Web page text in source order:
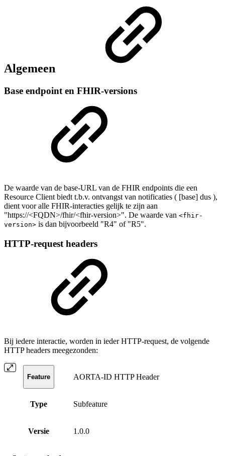
Algemeen
Base endpoint en FHIR-versions
De waarde van de base-URL van de FHIR endpoints die een
Resource Client biedt t.b.v. ontvangst van notificaties ( [base] dus ),
dient voor alle FHIR-interacties gelijk te zijn aan
"https://<FQDN>/fhir/<fhir-version>". De waarde van <fhir-
version> is dan bijvoorbeeld "R4" of "R5".
HTTP-request headers
Bij iedere interactie, worden in ieder HTTP-request, de volgende
HTTP headers meegezonden:
Feature AORTA-ID HTTP Header
Type Subfeature
Versie 1.0.0